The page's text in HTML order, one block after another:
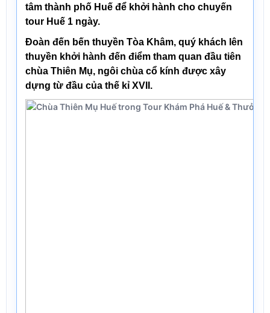
tâm thành phố Huế để khởi hành cho chuyến
tour Huế 1 ngày.
Đoàn đến bến thuyền Tòa Khâm, quý khách lên
thuyền khởi hành đến điểm tham quan đầu tiên
chùa Thiên Mụ, ngôi chùa cổ kính được xây
dựng từ đầu của thế kỉ XVII.